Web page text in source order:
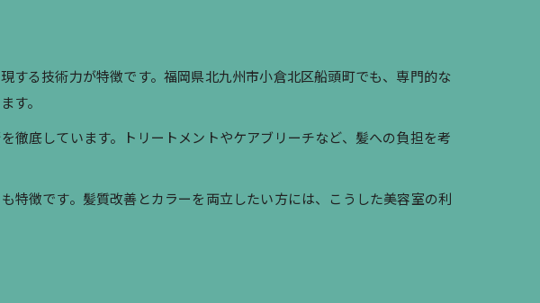
する技術力が特徴です。福岡県北九州市小倉北区船頭町でも、専門的な
す。
徹底しています。トリートメントやケアブリーチなど、髪への負担を考
特徴です。髪質改善とカラーを両立したい方には、こうした美容室の利